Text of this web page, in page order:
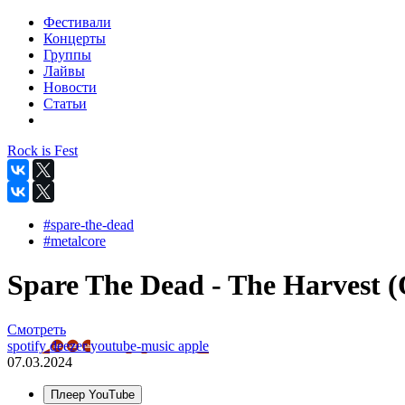
Фестивали
Концерты
Группы
Лайвы
Новости
Статьи
Rock is Fest
#spare-the-dead
#metalcore
Spare The Dead - The Harvest
Смотреть
spotifydeezeryoutube-music apple
07.03.2024
Плеер YouTube